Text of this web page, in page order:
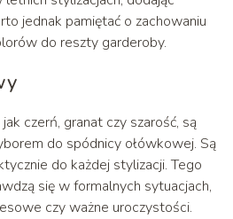
jednak pamiętać o zachowaniu
do reszty garderoby.
czerń, granat czy szarość, są
do spódnicy ołówkowej. Są
do każdej stylizacji. Tego
się w formalnych sytuacjach,
czy ważne uroczystości.